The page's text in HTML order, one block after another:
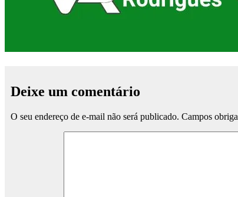
Deixe um comentário
O seu endereço de e-mail não será publicado. Campos